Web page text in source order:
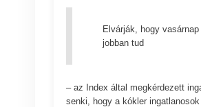
Elvárják, hogy
jobban tud
– az Index által megkérdezett
senki, hogy a kókler